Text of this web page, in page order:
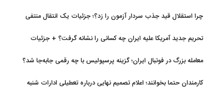
چرا استقلال قید جذب سردار آزمون را زد؟؛ جزئیات یک انتقال منتفی
تحریم جدید آمریکا علیه ایران چه کسانی را نشانه گرفت؟ + جزئیات
معامله بزرگ در فوتبال ایران؛ گزینه پرسپولیس با چه رقمی جابه‌جا شد؟
کارمندان حتما بخوانند؛ اعلام تصمیم نهایی درباره تعطیلی ادارات شنبه